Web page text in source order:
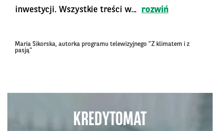
inwestycji. Wszystkie treści w...
rozwiń
Maria Sikorska, autorka programu telewizyjnego "Z klimatem i z
pasją"
KREDYTOMAT